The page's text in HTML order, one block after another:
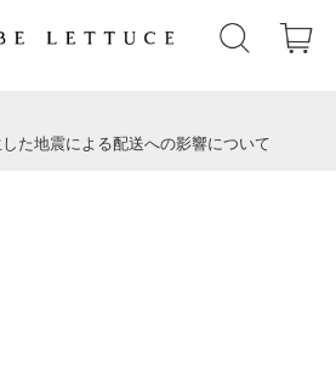
た地震による配送への影響について